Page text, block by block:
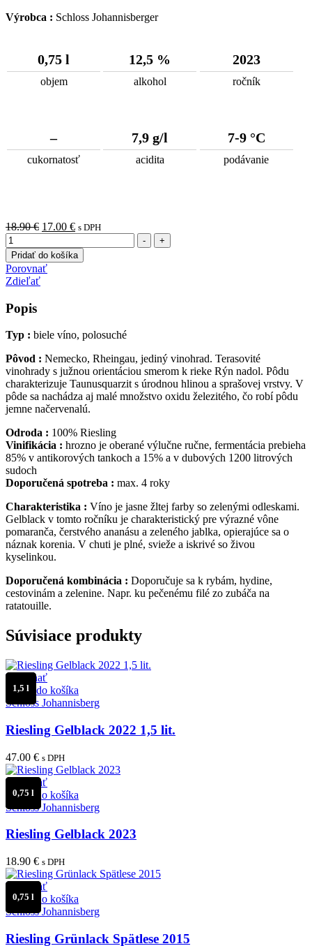
Výrobca : Schloss Johannisberger
0,75 l
objem
12,5 %
alkohol
2023
ročník
–
cukornatosť
7,9 g/l
acidita
7-9 °C
podávanie
18.90€ Pôvodná
bola:
18.90 €.
17.00 €Aktuálna
je:
17.00 €.
s DPH
Množstvo -
+
Pridať do košíka
Porovnať
Zdieľať
Popis
Typ : biele víno, polosuché
Pôvod : Nemecko, Rheingau, jediný vinohrad. Terasovité
vinohrady s južnou orientáciou smerom k rieke Rýn nadol. Pôdu
charakterizuje Taunusquarzit s úrodnou hlinou a sprašovej vrstvy. V
pôde sa nachádza aj malé množstvo oxidu železitého, čo robí pôdu
jemne načervenalú.
Odroda : 100% Riesling
Vinifikácia : hrozno je oberané výlučne ručne, fermentácia prebieha
85% v antikorových tankoch a 15% a v dubových 1200 litrových
sudoch
Doporučená spotreba : max. 4 roky
Charakteristika : Víno je jasne žltej farby so zelenými odleskami.
Gelblack v tomto ročníku je charakteristický pre výrazné vône
pomaranča, čerstvého ananásu a zeleného jablka, opierajúce sa o
náznak korenia. V chuti je plné, svieže a iskrivé so živou
kyselinkou.
Doporučená kombinácia : Doporučuje sa k rybám, hydine,
cestovinám a zelenine. Napr. ku pečenému filé zo zubáča na
ratatouille.
Súvisiace produkty
Porovnať
Pridať do košíka
Schloss Johannisberg
Riesling Gelblack 2022 1,5 lit.
47.00 € s DPH
1,5 l
Porovnať
Pridať do košíka
Schloss Johannisberg
Riesling Gelblack 2023
18.90 € s DPH
0,75 l
Porovnať
Pridať do košíka
Schloss Johannisberg
Riesling Grünlack Spätlese 2015
0,75 l